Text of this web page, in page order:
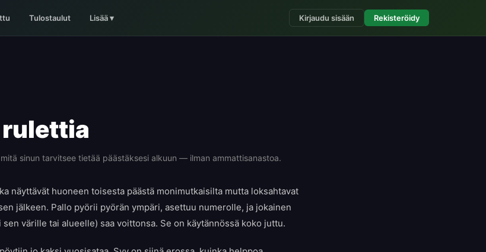
Tulostaulut Lisää▾ Kirjaudu sisään Rekisteröidy
ruletti­a
sinun tarvitsee tietää päästäksesi alkuun — ilman ammattisanastoa.
näyttävät huoneen toisesta päästä monimutkaisilta mutta loksahtavat
jälkeen. Pallo pyörii pyörän ympäri, asettuu numerolle, ja jokainen
värille tai alueelle) saa voittonsa. Se on käytännössä koko juttu.